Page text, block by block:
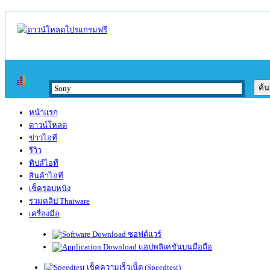
หน้าแรก
ดาวน์โหลด
ข่าวไอที
รีวิว
ทิปส์ไอที
สินค้าไอที
เช็ครอบหนัง
รวมคลิป Thaiware
เครื่องมือ
ซอฟต์แวร์
แอปพลิเคชันบนมือถือ
เช็คความเร็วเน็ต (Speedtest)